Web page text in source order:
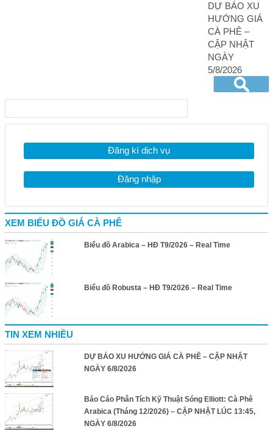
DỰ BÁO XU
HƯỚNG GIÁ
CÀ PHÊ –
CẬP NHẬT
NGÀY
5/8/2026
Đăng kí dịch vụ
Đăng nhập
XEM BIỂU ĐỒ GIÁ CÀ PHÊ
Biểu đồ Arabica – HĐ T9/2026 – Real Time
Biểu đồ Robusta – HĐ T9/2026 – Real Time
TIN XEM NHIỀU
DỰ BÁO XU HƯỚNG GIÁ CÀ PHÊ – CẬP NHẬT
NGÀY 6/8/2026
Báo Cáo Phân Tích Kỹ Thuật Sóng Elliott: Cà Phê
Arabica (Tháng 12/2026) – CẬP NHẬT LÚC 13:45,
NGÀY 6/8/2026